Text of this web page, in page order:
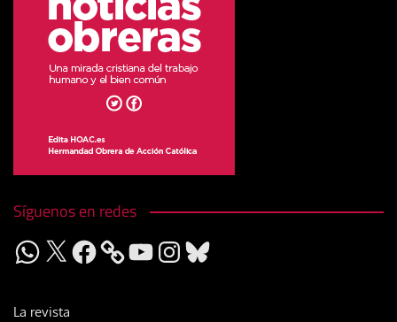
Síguenos en redes
WhatsApp
X Facebook YouTubeInstagram
Bluesky
La revista